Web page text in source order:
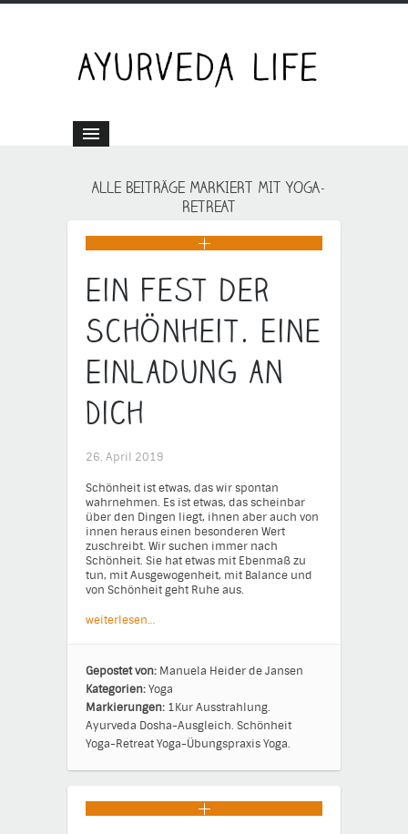
ALLE BEITRÄGE MARKIERT MIT YOGA-
RETREAT
Ein Fest der
Schönheit. Eine
Einladung an
Dich
26. April 2019
Schönheit ist etwas, das wir spontan
wahrnehmen. Es ist etwas, das scheinbar
über den Dingen liegt, ihnen aber auch von
innen heraus einen besonderen Wert
zuschreibt. Wir suchen immer nach
Schönheit. Sie hat etwas mit Ebenmaß zu
tun, mit Ausgewogenheit, mit Balance und
von Schönheit geht Ruhe aus.
weiterlesen…
Gepostet von: Manuela Heider de Jansen
Kategorien:Yoga
Markierungen: 1KurAusstrahlung.
Ayurveda Dosha-Ausgleich. Schönheit
Yoga-RetreatYoga-ÜbungspraxisYoga.